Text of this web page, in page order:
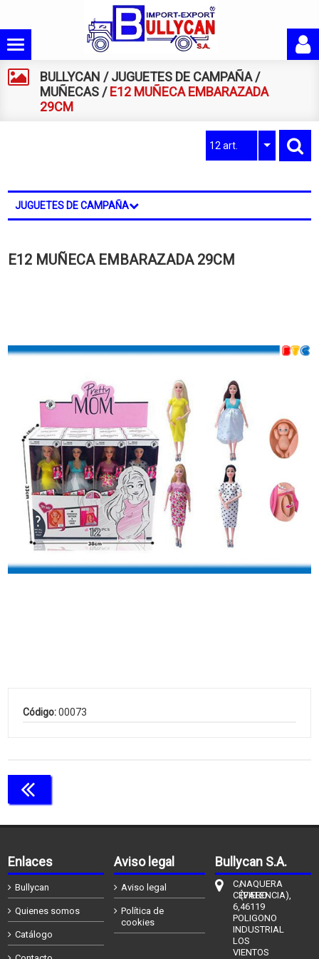
BULLYCAN /JUGUETES DE CAMPAÑA/
MUÑECAS /E12 MUÑECA EMBARAZADA
29CM
12 art.
JUGUETES DE CAMPAÑA
E12 MUÑECA EMBARAZADA 29CM
Código:00073
Enlaces
Bullycan
Quienes somos
Catálogo
Aviso legal
Aviso legal
Política de
cookies
Bullycan S.A.
C/
CÉFIERO
6,
POLIGONO
INDUSTRIAL
LOS
VIENTOS
NAQUERA
(VALENCIA),
46119